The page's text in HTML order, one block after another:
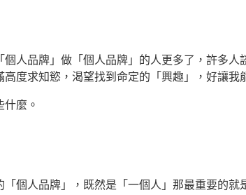
人品牌」做「個人品牌」的人更多了，許多人
度求知慾，渴望找到命定的「興趣」，好讓我
麼。
個人品牌」，既然是「一個人」那最重要的